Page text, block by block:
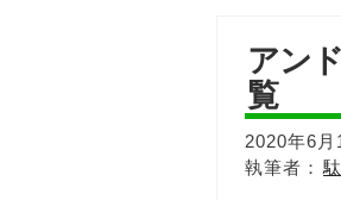
アン
覧
2020年6月